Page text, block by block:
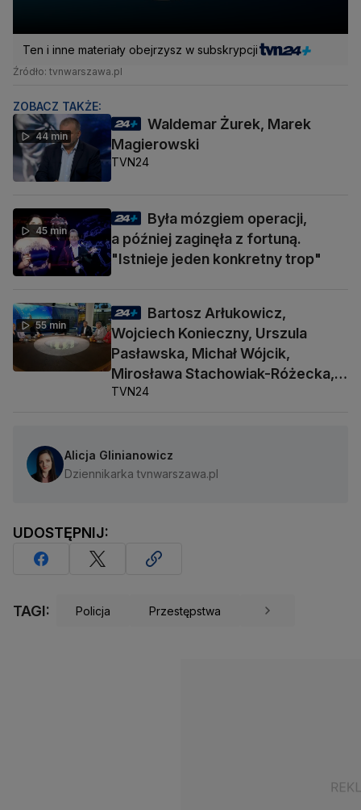
Ten i inne materiały obejrzysz w subskrypcji
Źródło: tvnwarszawa.pl
ZOBACZ TAKŻE:
44 min
Waldemar Żurek, Marek
Magierowski
TVN24
45 min
Była mózgiem operacji,
a później zaginęła z fortuną.
"Istnieje jeden konkretny trop"
55 min
Bartosz Arłukowicz,
Wojciech Konieczny, Urszula
Pasławska, Michał Wójcik,
Mirosława Stachowiak-Różecka,
Barbara Socha
TVN24
Alicja Glinianowicz
Dziennikarka tvnwarszawa.pl
UDOSTĘPNIJ:
TAGI: Policja Przestępstwa